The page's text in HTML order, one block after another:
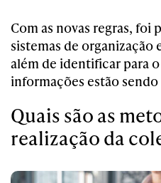
Com as novas regras, foi
sistemas de organização
além de identificar para
informações estão
Quais são as
realização da